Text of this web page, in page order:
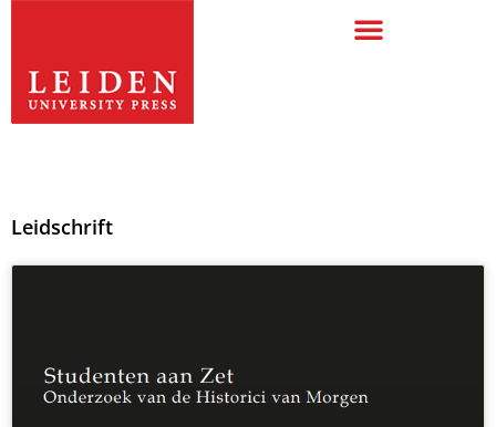
Leidschrift